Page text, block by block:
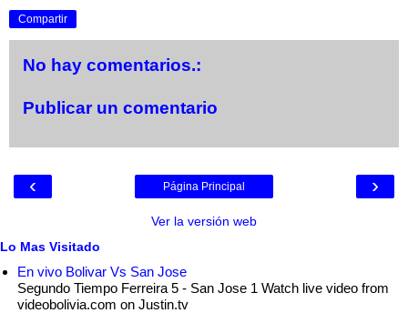
Compartir
No hay comentarios.:
Publicar un comentario
‹ ›
Página Principal
Ver la versión web
Lo Mas Visitado
En vivo Bolivar Vs San Jose
Segundo Tiempo Ferreira 5 - San Jose 1 Watch live video from
videobolivia.com on Justin.tv